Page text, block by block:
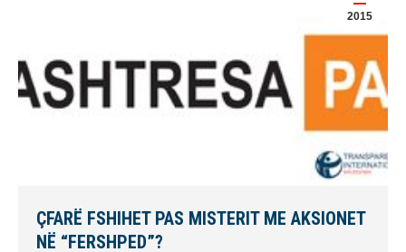
2015
ÇFARË FSHIHET PAS MISTERIT ME AKSIONET
NË “FERSHPED”?